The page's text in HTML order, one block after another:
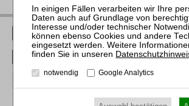
RWS Verlag bei LinkedIn
RWS Verlag bei Facebook
notwendig Google Analytics